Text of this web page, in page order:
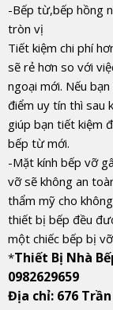
-Bếp từ,bếp hồng
tròn vị
Tiết kiệm chi phí
sẽ rẻ hơn so với
ngoại mới. Nếu
điểm uy tín thì sau
giúp bạn tiết kiệm
bếp từ mới.
-Mặt kính bếp vỡ
vỡ sẽ không an
thẩm mỹ cho
thiết bị bếp đều
một chiếc bếp bị
*Thiết Bị Nhà
0982629659
Địa chỉ: 676